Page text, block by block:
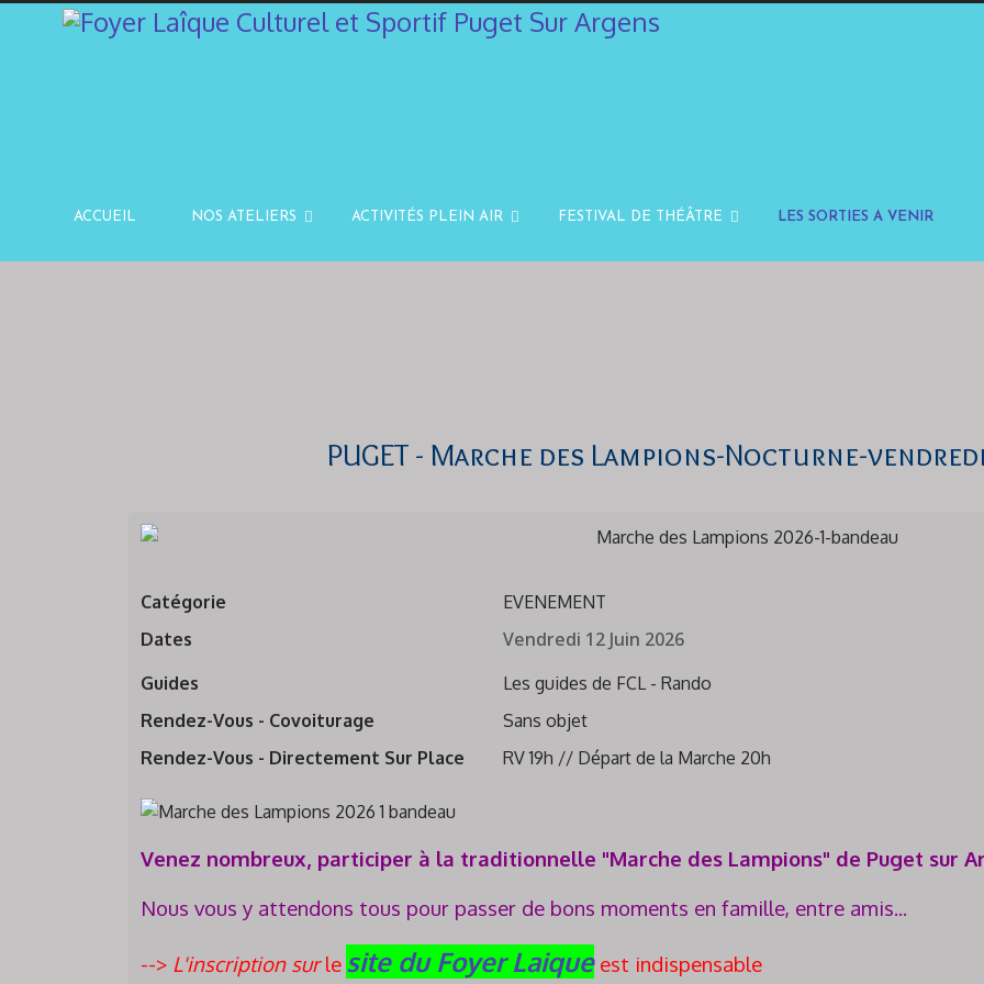
ACCUEIL NOS ATELIERS ACTIVITÉS PLEIN AIR FESTIVAL DE THÉÂTRE LES SORTIES A VENIR
PUGET - Marche des Lampions-Nocturne-
Catégorie
EVENEMENT
Dates
Vendredi 12 Juin 2026
Guides
Les guides de FCL - Rando
Rendez-Vous - Covoiturage
Sans objet
Rendez-Vous - Directement Sur Place
RV 19h // Départ de la Marche 20h
Venez nombreux, participer à la traditionnelle "Marche des Lampions" de Puget sur
Nous vous y attendons tous pour passer de bons moments en famille, entre amis...
--> L'inscription surle site du Foyer Laique est indispensable